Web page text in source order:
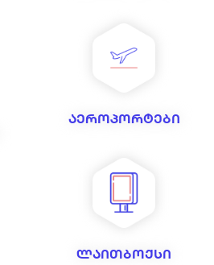
აეროპორტები
ლაითბოქსი